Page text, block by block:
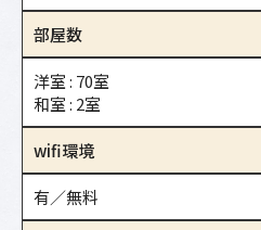
部屋数
洋室 : 70室
和室 : 2室
wifi環境
有／無料